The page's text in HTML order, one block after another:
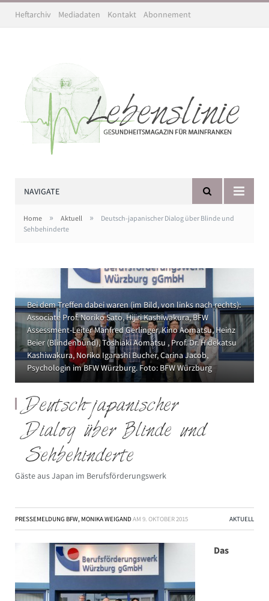
Heftarchiv Mediadaten Kontakt Abonnement
NAVIGATE
Home » Aktuell »
Deutsch-japanischer Dialog über Blinde und
Sehbehinderte
Bei dem Treffen dabei waren (im Bild, von links nach rechts):
Associate Prof. Noriko Sato, Hijiri Kashiwakura, BFW
Assessment-Leiter Manfred Gerlinger, Kino Aomatsu, Heinz
Beier (Blindenbund), Toshiaki Aomatsu , Prof. Dr. Hidekatsu
Kashiwakura, Noriko Igarashi Bucher, Carina Jacob,
Psychologin im BFW Würzburg. Foto: BFW Würzburg
Deutsch-japanischer
Dialog über Blinde und
Sehbehinderte
Gäste aus Japan im Berufsförderungswerk
PRESSEMELDUNG BFW, MONIKA WEIGANDAM 9. OKTOBER 2015 AKTUELL
Das